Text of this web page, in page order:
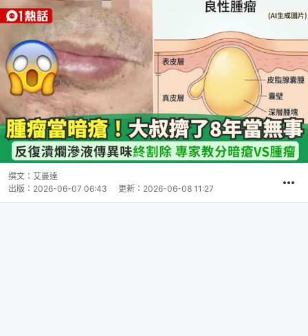
撰文： 艾曼達
出版： 2026-06-07 06:43 更新： 2026-06-08 11:27